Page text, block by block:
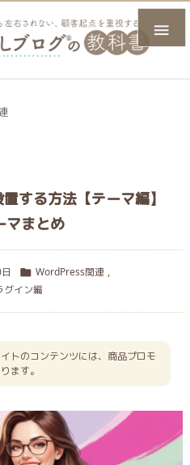

する方法【テーマ編】
マまとめ
 WordPress関連 ,
グイン編
トのコンテンツには、商品プロモ
ます。